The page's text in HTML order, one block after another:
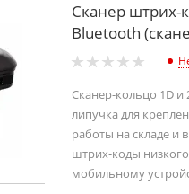
Сканер штрих-
Bluetooth
Сканер-кольцо 1D и
липучка для
работы на складе и
штрих-коды
мобильному